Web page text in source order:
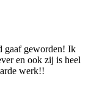
gaaf geworden! Ik
en ook zij is heel
werk!!